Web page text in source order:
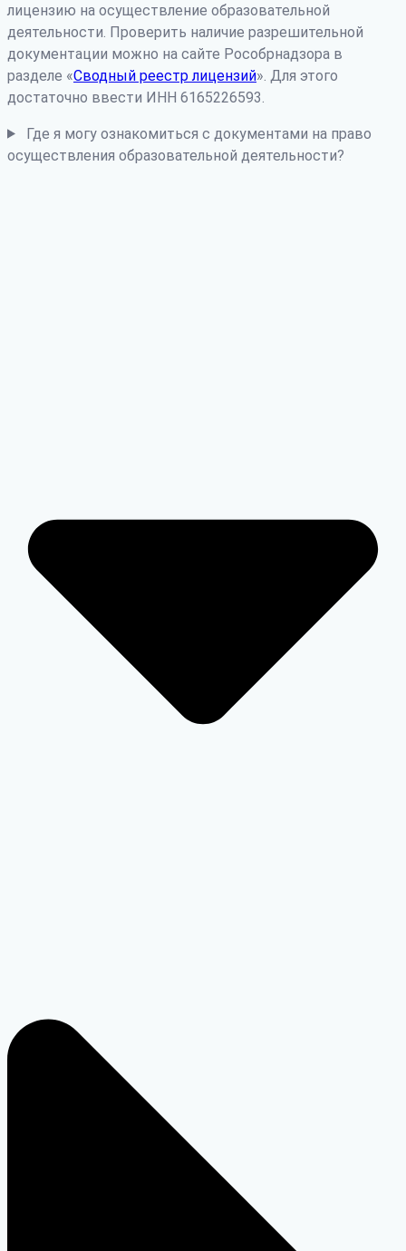
лицензию на осуществление образовательной
деятельности. Проверить наличие разрешительной
документации можно на сайте Рособрнадзора в
разделе «Сводный реестр лицензий». Для этого
достаточно ввести ИНН 6165226593.
Где я могу ознакомиться с документами на право
осуществления образовательной деятельности?